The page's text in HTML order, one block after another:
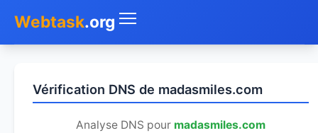
Webtask.org
Whois
Vérification DNS de madasmiles.com
Analyse DNS pour madasmiles.com